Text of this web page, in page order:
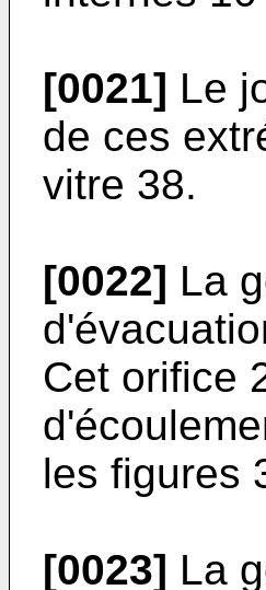
[0021] Le
de ces
vitre 38.
[0022] La
Cet orifice
les figures
[0023] La